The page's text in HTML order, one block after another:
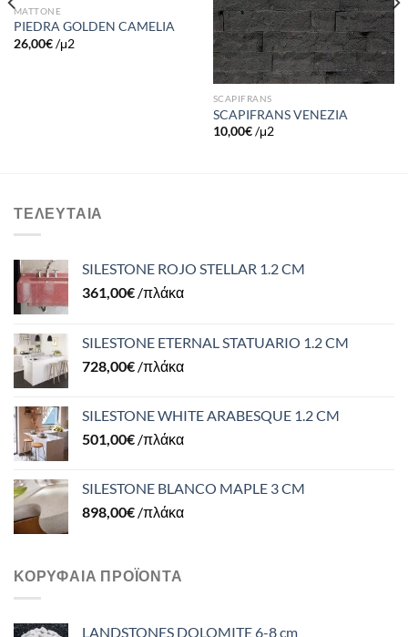
MATTONE
PIEDRA GOLDEN CAMELIA
26,00€ /μ2
SCAPIFRANS
SCAPIFRANS VENEZIA
10,00€ /μ2
ΤΕΛΕΥΤΑΊΑ
SILESTONE ROJO STELLAR 1.2 CM
361,00€ /πλάκα
SILESTONE ETERNAL STATUARIO 1.2 CM
728,00€ /πλάκα
SILESTONE WHITE ARABESQUE 1.2 CM
501,00€ /πλάκα
SILESTONE BLANCO MAPLE 3 CM
898,00€ /πλάκα
ΚΟΡΥΦΑΊΑ ΠΡΟΪΌΝΤΑ
LANDSTONES DOLOMITE 6-8 cm